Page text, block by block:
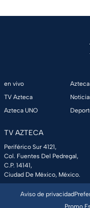
en vivo
TV Azteca
Azteca UNO
TV AZTECA
Periférico Sur 4121,
Col. Fuentes Del Pedregal,
C.P. 14141,
Ciudad De México, México.
Aviso de privacidad
Promo